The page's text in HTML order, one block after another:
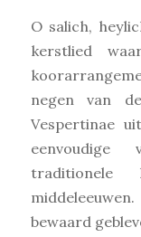
O salich,
kerstlied
negen van
Vespertinae
eenvoudige
bewaard